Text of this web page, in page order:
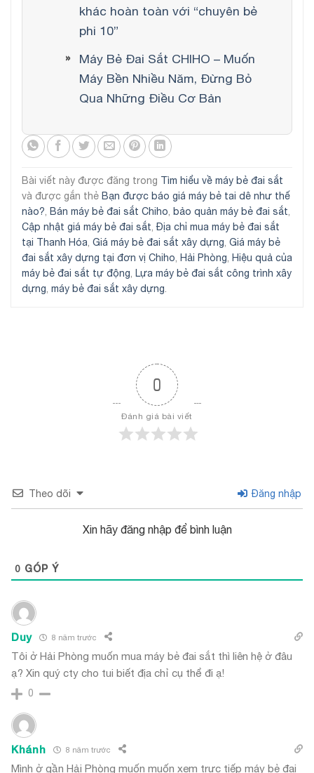
khác hoàn toàn với “chuyên bẻ
phi 10”
Máy Bẻ Đai Sắt CHIHO – Muốn
Máy Bền Nhiều Năm, Đừng Bỏ
Qua Những Điều Cơ Bản
Bài viết này được đăng trong Tìm hiểu về máy bẻ đai sắt
và được gắn thẻ Bạn được báo giá máy bẻ tai dê như thế
nào?, Bán máy bẻ đai sắt Chiho, bảo quản máy bẻ đai sắt,
Cập nhật giá máy bẻ đai sắt,Địa chỉ mua máy bẻ đai sắt
tại Thanh Hóa, Giá máy bẻ đai sắt xây dựng, Giá máy bẻ
đai sắt xây dựng tại đơn vị Chiho, Hải Phòng, Hiệu quả của
máy bẻ đai sắt tự động, Lựa máy bẻ đai sắt công trình xây
dựng, máy bẻ đai sắt xây dựng.
0
Đánh giá bài viết
Theo dõi Đăng nhập
Xin hãy đăng nhập để bình luận
0 GÓP Ý
Duy 8 năm trước
Tôi ở Hải Phòng muốn mua máy bẻ đai sắt thì liên hệ ở đâu
ạ? Xin quý cty cho tui biết địa chỉ cụ thể đi ạ!
0
Khánh 8 năm trước
Mình ở gần Hải Phòng muốn muốn xem trực tiếp máy bẻ đai